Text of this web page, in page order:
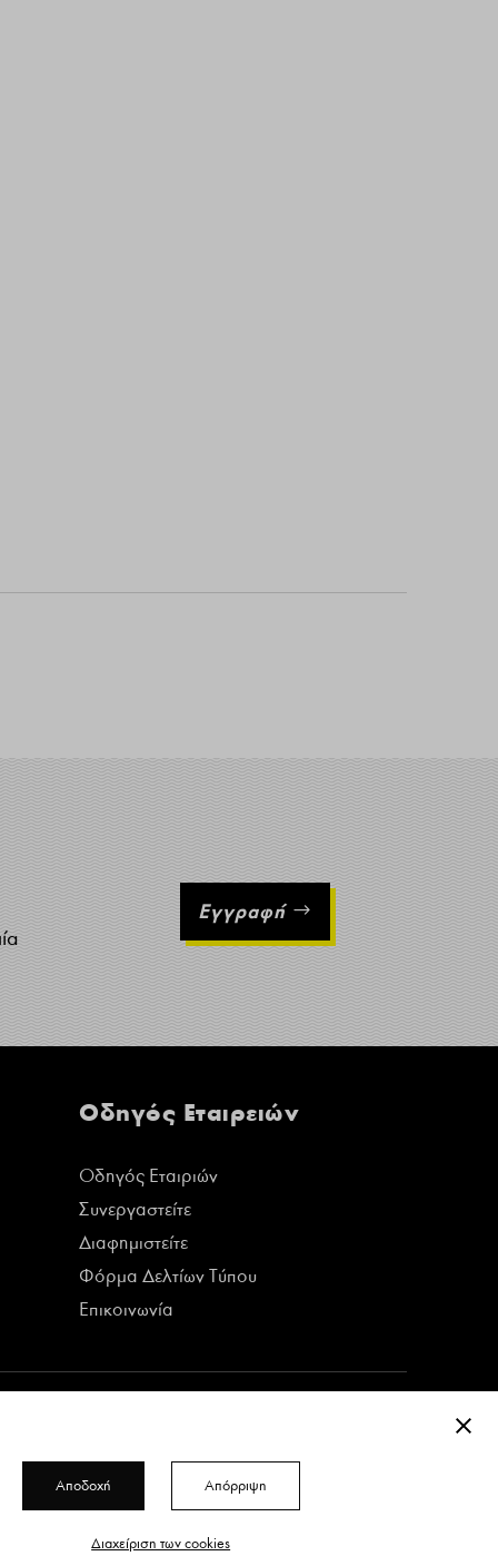
Εγγραφή
Οδηγός Εταιρειών
Οδηγός Εταιριών
Συνεργαστείτε
Διαφημιστείτε
Φόρμα Δελτίων Τύπου
Επικοινωνία
Δείτε όλα τα τεύχη του περιοδικού
Αποδοχή Απόρριψη
Διαχείριση των cookies